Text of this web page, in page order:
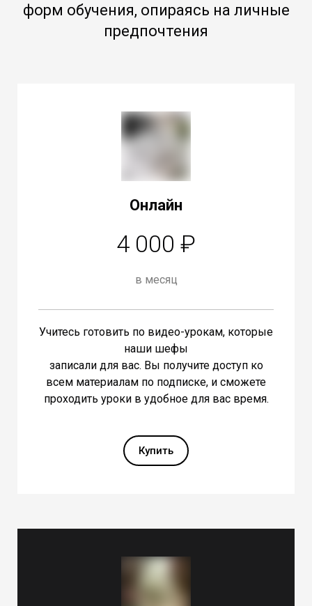
форм обучения, опираясь на личные
предпочтения
Онлайн
4 000 ₽
в месяц
Учитесь готовить по видео-урокам, которые
наши шефы
записали для вас. Вы получите доступ ко
всем материалам по подписке, и сможете
проходить уроки в удобное для вас время.
Купить